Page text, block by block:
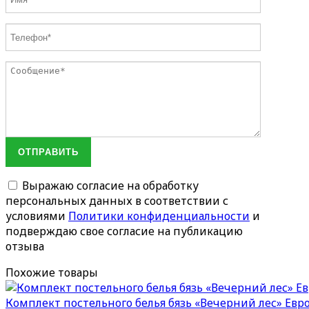
ОТПРАВИТЬ
Выражаю согласие на обработку
персональных данных в соответствии с
условиями Политики конфиденциальности и
подверждаю свое согласие на публикацию
отзыва
Похожие товары
Комплект постельного белья бязь «Вечерний лес»